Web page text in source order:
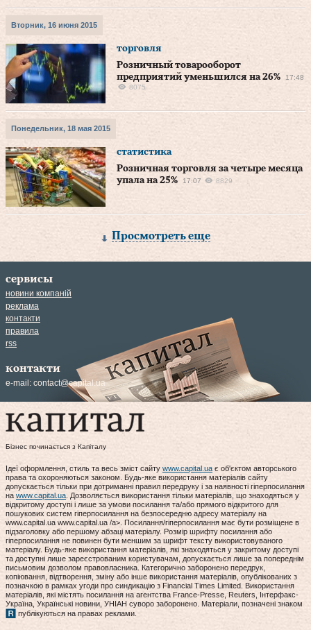
Вторник, 16 июня 2015
торговля
Розничный товарооборот
предприятий уменьшился на 26%
17:48
8075
Понедельник, 18 мая 2015
статистика
Розничная торговля за четыре месяца
упала на 25%
17:07 8829
Просмотреть еще
сервисы
новини компаній
реклама
контакти
правила
rss
контакти
e-mail: contact@capital.ua
Бізнес починається з Капіталу
Ідеї оформлення, стиль та весь зміст сайту www.capital.ua є об'єктом авторського
права та охороняються законом. Будь-яке використання матеріалів сайту
допускається тільки при дотриманні правил передруку і за наявності гіперпосилання
на www.capital.ua . Дозволяється використання тільки матеріалів, що знаходяться у
відкритому доступі і лише за умови посилання та/або прямого відкритого для
пошукових систем гіперпосилання на безпосередню адресу матеріалу на
www.capital.ua www.capital.ua /a>. Посилання/гіперпосилання має бути розміщене в
підзаголовку або першому абзаці матеріалу. Розмір шрифту посилання або
гіперпосилання не повинен бути меншим за шрифт тексту використовуваного
матеріалу. Будь-яке використання матеріалів, які знаходяться у закритому доступі
та доступні лише зареєстрованим користувачам, допускається лише за попереднім
письмовим дозволом правовласника. Категорично заборонено передрук,
копіювання, відтворення, зміну або інше використання матеріалів, опублікованих з
позначкою в рамках угоди про синдикацію з Financial Times Limited. Використання
матеріалів, які містять посилання на агентства France-Presse, Reuters, Інтерфакс-
Україна, Українські новини, УНІАН суворо заборонено. Матеріали, позначені знаком
публікуються на правах реклами.